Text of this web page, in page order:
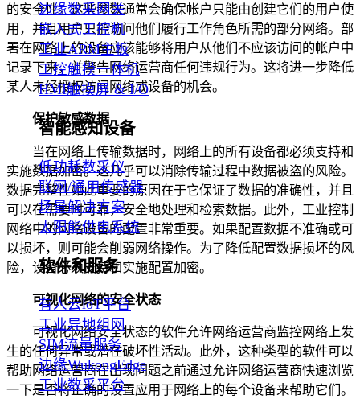
边缘数采网关
嵌入式工控机
工业ARM主板
工控触摸一体机
HMI触摸屏 & I/O
智能感知设备
低功耗数采仪
联网/通用传感器
场景解决方案
太阳能供电系统
软件和服务
有人云loT平台
工业异地组网
SIM流量服务
边缘WukongEdge
工业数采平台
的安全性。这些参数通常会确保帐户只能由创建它们的用户使
用，并且用户只能访问他们履行工作角色所需的部分网络。部
署在网络上的设备应该能够将用户从他们不应该访问的帐户中
记录下来，并警告网络运营商任何违规行为。这将进一步降低
某人未经授权访问网络或设备的机会。
保护敏感数据
当在网络上传输数据时，网络上的所有设备都必须支持和
实施数据加密。这几乎可以消除传输过程中数据被盗的风险。
数据完整性如此重要的原因在于它保证了数据的准确性，并且
可以在需要时可靠，安全地处理和检索数据。此外，工业控制
网络中的网络设备的配置非常重要。如果配置数据不准确或可
以损坏，则可能会削弱网络操作。为了降低配置数据损坏的风
险，设备必须支持和实施配置加密。
可视化网络的安全状态
可视化网络安全状态的软件允许网络运营商监控网络上发
生的任何异常或潜在破坏性活动。此外，这种类型的软件可以
帮助网络运营商在出现问题之前通过允许网络运营商快速浏览
一下是否将正确的设置应用于网络上的每个设备来帮助它们。